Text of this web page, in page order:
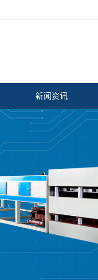
新闻资讯
公司动态
行业新闻